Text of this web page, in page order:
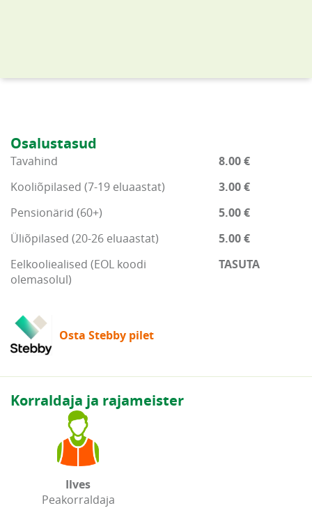
Osalustasud
Tavahind
8.00 €
Kooliõpilased (7-19 eluaastat)
3.00 €
Pensionärid (60+)
5.00 €
Üliõpilased (20-26 eluaastat)
5.00 €
Eelkooliealised (EOL koodi
olemasolul)
TASUTA
Osta Stebby pilet
Korraldaja ja rajameister
Ilves
Peakorraldaja